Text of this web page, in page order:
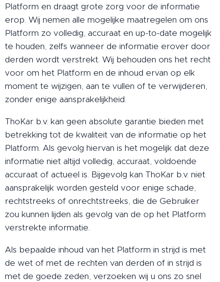
Platform en draagt grote zorg voor de informatie
erop. Wij nemen alle mogelijke maatregelen om ons
Platform zo volledig, accuraat en up-to-date mogelijk
te houden, zelfs wanneer de informatie erover door
derden wordt verstrekt. Wij behouden ons het recht
voor om het Platform en de inhoud ervan op elk
moment te wijzigen, aan te vullen of te verwijderen,
zonder enige aansprakelijkheid.
ThoKar b.v. kan geen absolute garantie bieden met
betrekking tot de kwaliteit van de informatie op het
Platform. Als gevolg hiervan is het mogelijk dat deze
informatie niet altijd volledig, accuraat, voldoende
accuraat of actueel is. Bijgevolg kan ThoKar b.v. niet
aansprakelijk worden gesteld voor enige schade,
rechtstreeks of onrechtstreeks, die de Gebruiker
zou kunnen lijden als gevolg van de op het Platform
verstrekte informatie.
Als bepaalde inhoud van het Platform in strijd is met
de wet of met de rechten van derden of in strijd is
met de goede zeden, verzoeken wij u ons zo snel